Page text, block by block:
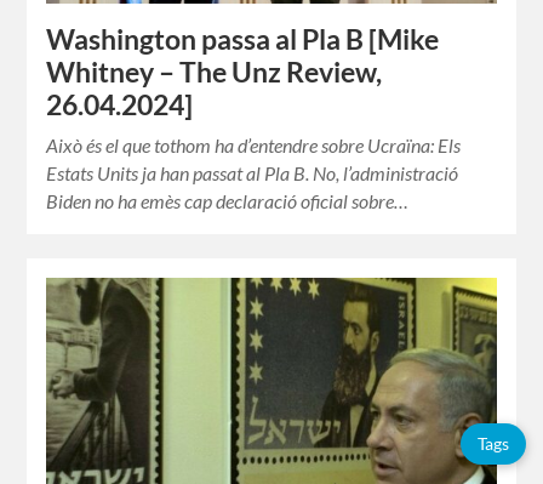
Washington passa al Pla B [Mike
Whitney – The Unz Review,
26.04.2024]
Això és el que tothom ha d’entendre sobre Ucraïna: Els
Estats Units ja han passat al Pla B. No, l’administració
Biden no ha emès cap declaració oficial sobre…
Tags